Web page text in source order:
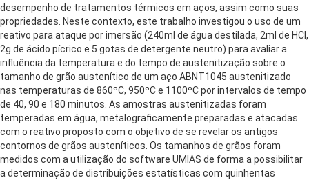
desempenho de tratamentos térmicos em aços, assim como suas
propriedades. Neste contexto, este trabalho investigou o uso de um
reativo para ataque por imersão (240ml de água destilada, 2ml de HCl,
2g de ácido pícrico e 5 gotas de detergente neutro) para avaliar a
influência da temperatura e do tempo de austenitização sobre o
tamanho de grão austenítico de um aço ABNT1045 austenitizado
nas temperaturas de 860ºC, 950ºC e 1100ºC por intervalos de tempo
de 40, 90 e 180 minutos. As amostras austenitizadas foram
temperadas em água, metalograficamente preparadas e atacadas
com o reativo proposto com o objetivo de se revelar os antigos
contornos de grãos austeníticos. Os tamanhos de grãos foram
medidos com a utilização do software UMIAS de forma a possibilitar
a determinação de distribuições estatísticas com quinhentas